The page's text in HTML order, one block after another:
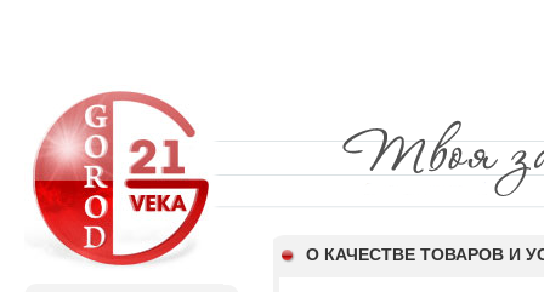
О КАЧЕСТВЕ ТОВАРОВ И